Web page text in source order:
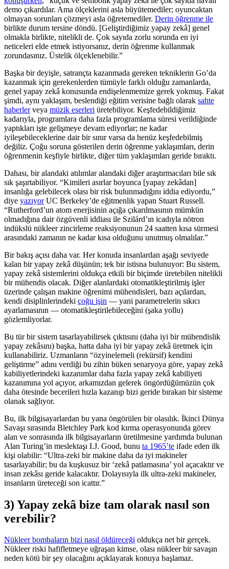
demo çıkardılar. Ama ölçeklerini asla büyütemediler; oyuncaktan
olmayan sorunları çözmeyi asla öğretemediler. Derin öğrenme ile
birlikte durum tersine döndü. [Geliştirdiğimiz yapay zekâ] genel
olmakla birlikte, nitelikli de. Çok sayıda zorlu sorunda en iyi
neticeleri elde etmek istiyorsanız, derin öğrenme kullanmak
zorundasınız. Üstelik ölçeklenebilir.”
Başka bir deyişle, satrançta kazanmada gereken tekniklerin Go’da
kazanmak için gerekenlerden tümüyle farklı olduğu zamanlarda,
genel yapay zekâ konusunda endişelenmemize gerek yokmuş. Fakat
şimdi, aynı yaklaşım, beslendiği eğitim verisine bağlı olarak sahte
haberlerveya müzik eserleri üretebiliyor. Keşfedebildiğimiz
kadarıyla, programlara daha fazla programlama süresi verildiğinde
yaptıkları işte gelişmeye devam ediyorlar; ne kadar
iyileşebileceklerine dair bir sınır varsa da henüz keşfedebilmiş
değiliz. Çoğu soruna gösterilen derin öğrenme yaklaşımları, derin
öğrenmenin keşfiyle birlikte, diğer tüm yaklaşımları geride bıraktı.
Dahası, bir alandaki atılımlar alandaki diğer araştırmacıları bile sık
sık şaşırtabiliyor. “Kimileri asırlar boyunca [yapay zekâdan]
insanlığa gelebilecek olası bir risk bulunmadığını iddia ediyordu,”
diye yazıyorUC Berkeley’de eğitmenlik yapan Stuart Russell.
“Rutherford’un atom enerjisinin açığa çıkarılmasının mümkün
olmadığına dair özgüvenli iddiası ile Szilárd’ın icadıyla nötron
indükslü nükleer zincirleme reaksiyonunun 24 saatten kısa sürmesi
arasındaki zamanın ne kadar kısa olduğunu unutmuş olmalılar.”
Bir bakış açısı daha var. Her konuda insanlardan aşağı seviyede
kalan bir yapay zekâ düşünün; tek bir istisna bulunuyor: Bu sistem,
yapay zekâ sistemlerini oldukça etkili bir biçimde üretebilen nitelikli
bir mühendis olacak. Diğer alanlardaki otomatikleştirilmiş işler
üzerinde çalışan makine öğrenimi mühendisleri, bazı açılardan,
kendi disiplinlerindeki çoğu işin — yani parametrelerin sıkıcı
ayarlamasının — otomatikleştirilebileceğini (şaka yollu)
gözlemliyorlar.
Bu tür bir sistem tasarlayabilirsek çıktısını (daha iyi bir mühendislik
yapay zekâsını) başka, hatta daha iyi bir yapay zekâ üretmek için
kullanabiliriz. Uzmanların “özyinelemeli (rekürsif) kendini
geliştirme” adını verdiği bu zihin büken senaryoya göre, yapay zekâ
kabiliyetlerindeki kazanımlar daha fazla yapay zekâ kabiliyeti
kazanımına yol açıyor, arkamızdan gelerek öngördüğümüzün çok
daha ötesinde becerileri hızla kazanıp bizi geride bırakan bir sisteme
olanak sağlıyor.
Bu, ilk bilgisayarlardan bu yana öngörülen bir olasılık. İkinci Dünya
Savaşı sırasında Bletchley Park kod kırma operasyonunda görev
alan ve sonrasında ilk bilgisayarların üretilmesine yardımda bulunan
Alan Turing’in meslektaşı I.J. Good, bunu ta 1965’te ifade eden ilk
kişi olabilir: “Ultra-zeki bir makine daha da iyi makineler
tasarlayabilir; bu da kuşkusuz bir ‘zekâ patlamasına’ yol açacaktır ve
insan zekâsı geride kalacaktır. Dolayısıyla ilk ultra-zeki makineler,
insanların üreteceği son icattır.”
3) Yapay zekâ bize tam olarak nasıl son
verebilir?
Nükleer bombaların bizi nasıl öldüreceği oldukça net bir gerçek.
Nükleer riski hafifletmeye uğraşan kimse, olası nükleer bir savaşın
neden kötü bir şey olacağını açıklayarak konuya başlamaz.